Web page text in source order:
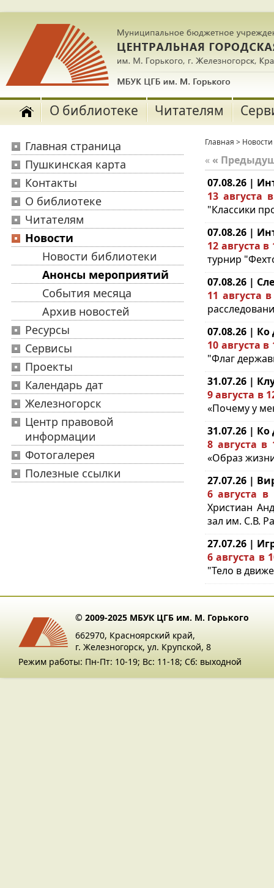
О библиотеке Читателям
Главная страница
Пушкинская карта
Контакты
О библиотеке
Читателям
Новости
Новости библиотеки
Анонсы мероприятий
События месяца
Архив новостей
Ресурсы
Сервисы
Проекты
Календарь дат
Железногорск
Центр правовой
информации
Фотогалерея
Полезные ссылки
Главная > Новости
« «
07.08.26 |
13 августа
"Классики
07.08.26 |
12 августа
турнир
07.08.26 |
11 августа
07.08.26 |
10 августа в
"Флаг
31.07.26 |
9 августа в
«Почему у
31.07.26 |
8 августа в
«Образ
27.07.26 |
6 августа
Христиан
зал им. С.В.
27.07.26 |
6 августа в
"Тело в
© 2009-2025 МБУК ЦГБ им. М. Горького
662970, Красноярский край,
г. Железногорск, ул. Крупской, 8
Режим работы: Пн-Пт: 10-19; Вс: 11-18; Сб: выходной